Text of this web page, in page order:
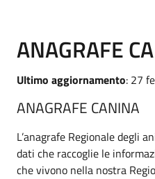
ANAGRAFE
Ultimo aggiornamento: 27
ANAGRAFE CANINA
L’anagrafe Regionale degli
dati che raccoglie le
che vivono nella nostra